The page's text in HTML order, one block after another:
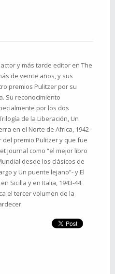
y más tarde editor en The
de veinte años, y sus
premios Pulitzer por su
Su reconocimiento
por los dos
de la Liberación, Un
en el Norte de Africa, 1942-
del premio Pulitzer y que fue
Journal como “el mejor libro
desde los clásicos de
y Un puente lejano”- y El
Sicilia y en Italia, 1943-44
el tercer volumen de la